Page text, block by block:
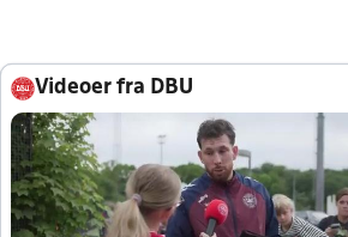
Videoer fra DBU